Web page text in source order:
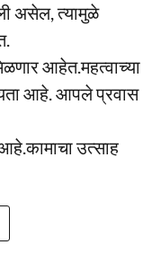
असेल, त्यामुळे
आहेत.महत्वाच्या
आहे. आपले प्रवास
उत्साह